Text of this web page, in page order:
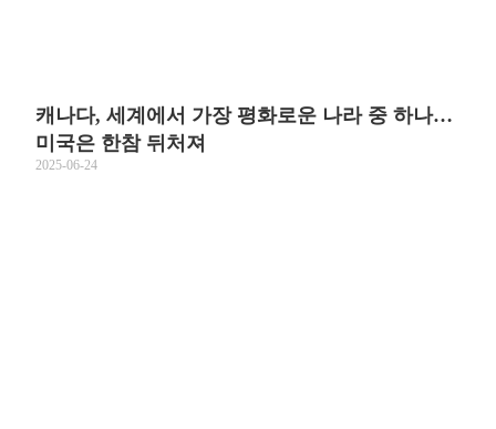
캐나다, 세계에서 가장 평화로운 나라 중 하나…
미국은 한참 뒤처져
2025-06-24